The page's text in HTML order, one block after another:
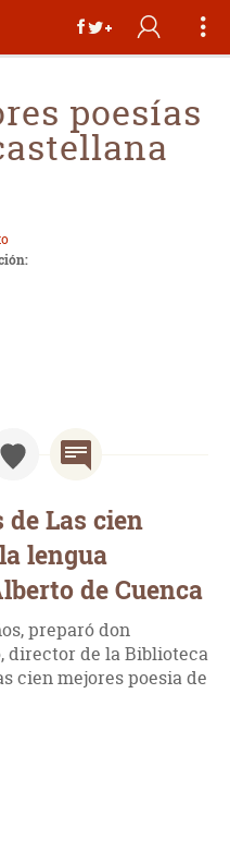
poesías
Las cien
lengua
de Cuenca
preparó don
director de la Biblioteca
cien mejores poesia de